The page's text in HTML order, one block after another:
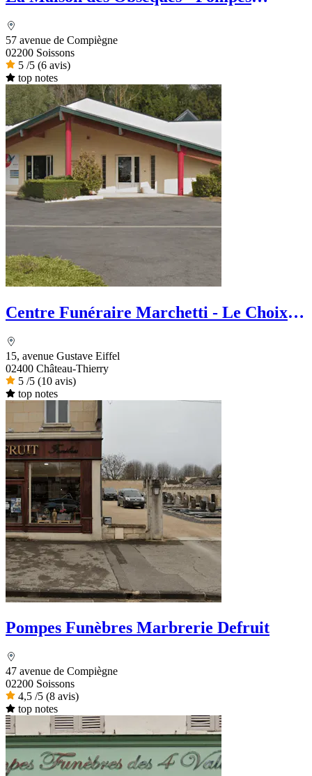
57 avenue de Compiègne
02200 Soissons
5 /5 (6 avis)
top notes
Centre Funéraire Marchetti - Le Choix
15, avenue Gustave Eiffel
02400 Château-Thierry
5 /5 (10 avis)
top notes
Pompes Funèbres Marbrerie Defruit
47 avenue de Compiègne
02200 Soissons
4,5 /5 (8 avis)
top notes